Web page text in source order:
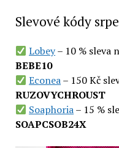
Slevové kódy
Lobey– 10 % sleva
BEBE10
Econea– 150 Kč
RUZOVYCHROUST
Soaphoria– 15 %
SOAPCSOB24X